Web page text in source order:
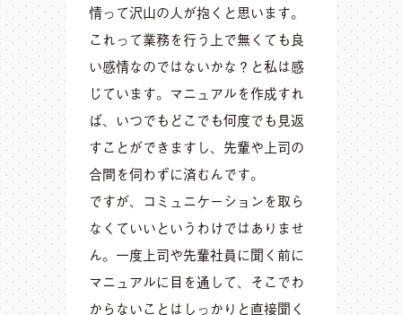
情って沢山の人が抱くと思います。
これって業務を行う上で無くても良
い感情なのではないかな？と私は感
じています。マニュアルを作成すれ
ば、いつでもどこでも何度でも見返
すことができますし、先輩や上司の
合間を伺わずに済むんです。
ですが、コミュニケーションを取ら
なくていいというわけではありませ
ん。一度上司や先輩社員に聞く前に
マニュアルに目を通して、そこでわ
からないことはしっかりと直接聞く